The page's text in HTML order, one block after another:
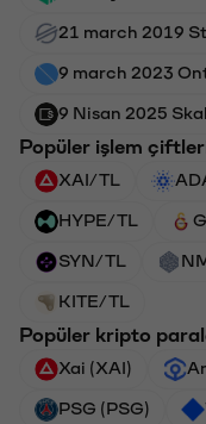
21 march 2019
9 march 2023
9 Nisan 2025
Popüler işlem
XAI/TL
HYPE/TL
SYN/TL
KITE/TL
Popüler kripto
Xai (XAI)
PSG (PSG)